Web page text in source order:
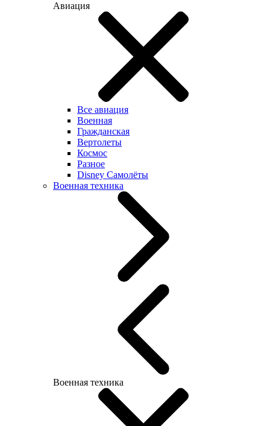
Авиация
Все авиация
Военная
Гражданская
Вертолеты
Космос
Разное
Disney Самолёты
Военная техника
Военная техника